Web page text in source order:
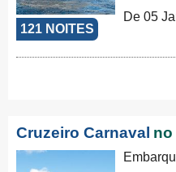
121 NOITES
Russel,
Apia,
Genova
De 05
Cruzeiro Carnaval no